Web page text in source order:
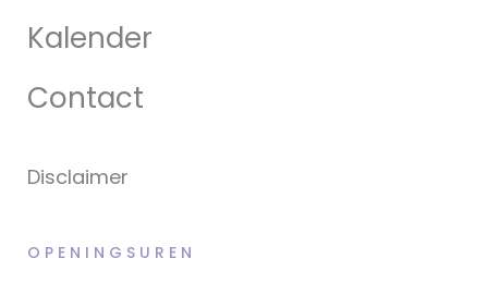
Kalender
Contact
Disclaimer
OPENINGSUREN